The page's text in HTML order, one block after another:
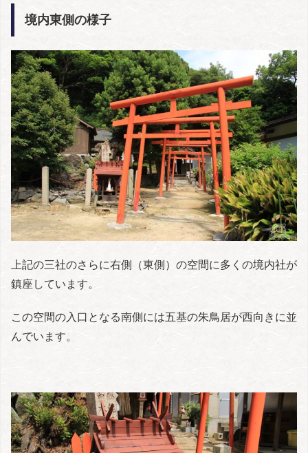
境内東側の様子
上記の三社のさらに右側（東側）の空間に多くの境内社が
鎮座しています。
この空間の入口となる南側には五基の朱鳥居が西向きに並
んでいます。